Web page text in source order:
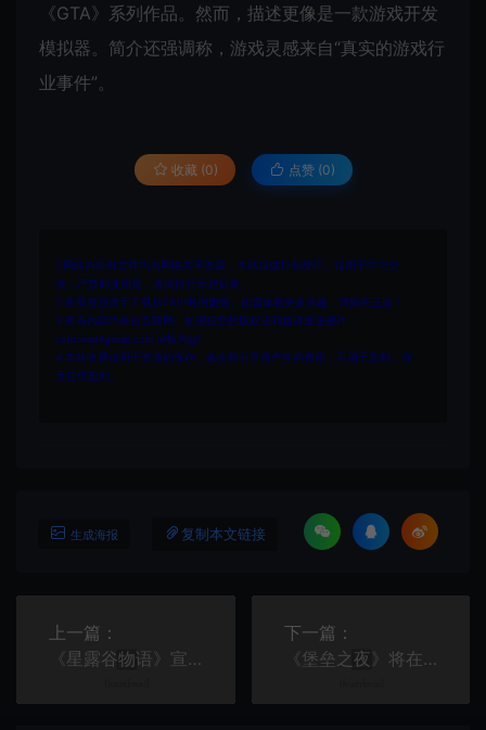
《GTA》系列作品。然而，描述更像是一款游戏开发
模拟器。简介还强调称，游戏灵感来自“真实的游戏行
业事件”。
收藏 (0) 点赞 (0)
1.网站内所有文件均为网络共享资源，本站仅做打包整理。仅用于学习交
流，严禁商业用途，否则自行承担后果。
2.所有资源请于下载后24小时内删除。如需体验更多乐趣，请购买正版！
3.所有内容均来自互联网。如侵犯您的版权或利益请发送邮件：
cvformat#gmail.com (#换为@)
4.本站收费仅用于资源的保存、备份和分享所产生的费用，不用于盈利，亦
无任何盈利。
生成海报 复制本文链接
上一篇：
《星露谷物语》宣布举行第二届音乐会世界巡演
下一篇：
《堡垒之夜》将在2025年联动初音未来